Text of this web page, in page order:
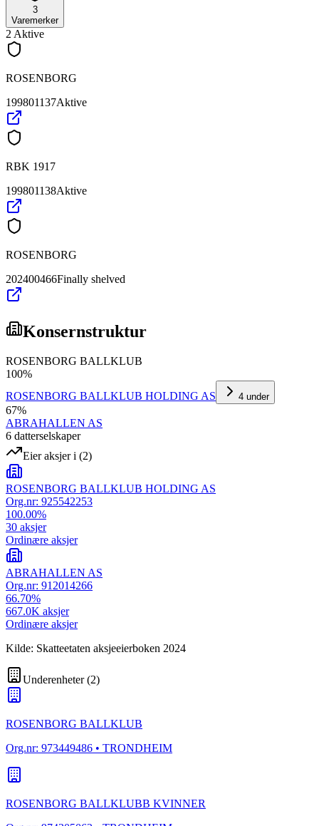
3
Varemerker
2 Aktive
ROSENBORG
199801137Aktive
RBK 1917
199801138Aktive
ROSENBORG
202400466Finally shelved
Konsernstruktur
ROSENBORG BALLKLUB
100%
ROSENBORG BALLKLUB HOLDING AS
4 under
67%
ABRAHALLEN AS
6 datterselskaper
Eier aksjer i (2)
ROSENBORG BALLKLUB HOLDING AS
Org.nr: 925542253
100.00%
30 aksjer
Ordinære aksjer
ABRAHALLEN AS
Org.nr: 912014266
66.70%
667.0K aksjer
Ordinære aksjer
Kilde: Skatteetaten aksjeeierboken 2024
Underenheter(2)
ROSENBORG BALLKLUB
Org.nr: 973449486 • TRONDHEIM
ROSENBORG BALLKLUBB KVINNER